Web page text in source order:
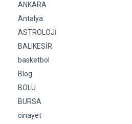
ANKARA
Antalya
ASTROLOJİ
BALIKESİR
basketbol
Blog
BOLU
BURSA
cinayet